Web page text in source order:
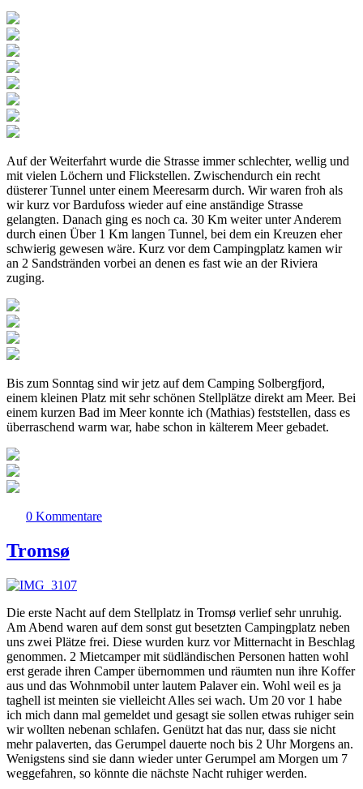
Auf der Weiterfahrt wurde die Strasse immer schlechter, wellig und
mit vielen Löchern und Flickstellen. Zwischendurch ein recht
düsterer Tunnel unter einem Meeresarm durch. Wir waren froh als
wir kurz vor Bardufoss wieder auf eine anständige Strasse
gelangten. Danach ging es noch ca. 30 Km weiter unter Anderem
durch einen Über 1 Km langen Tunnel, bei dem ein Kreuzen eher
schwierig gewesen wäre. Kurz vor dem Campingplatz kamen wir
an 2 Sandstränden vorbei an denen es fast wie an der Riviera
zuging.
Bis zum Sonntag sind wir jetz auf dem Camping Solbergfjord,
einem kleinen Platz mit sehr schönen Stellplätze direkt am Meer. Bei
einem kurzen Bad im Meer konnte ich (Mathias) feststellen, dass es
überraschend warm war, habe schon in kälterem Meer gebadet.
0 Kommentare
Tromsø
Die erste Nacht auf dem Stellplatz in Tromsø verlief sehr unruhig.
Am Abend waren auf dem sonst gut besetzten Campingplatz neben
uns zwei Plätze frei. Diese wurden kurz vor Mitternacht in Beschlag
genommen. 2 Mietcamper mit südländischen Personen hatten wohl
erst gerade ihren Camper übernommen und räumten nun ihre Koffer
aus und das Wohnmobil unter lautem Palaver ein. Wohl weil es ja
taghell ist meinten sie vielleicht Alles sei wach. Um 20 vor 1 habe
ich mich dann mal gemeldet und gesagt sie sollen etwas ruhiger sein
wir wollten nebenan schlafen. Genützt hat das nur, dass sie nicht
mehr palaverten, das Gerumpel dauerte noch bis 2 Uhr Morgens an.
Wenigstens sind sie dann wieder unter Gerumpel am Morgen um 7
weggefahren, so könnte die nächste Nacht ruhiger werden.